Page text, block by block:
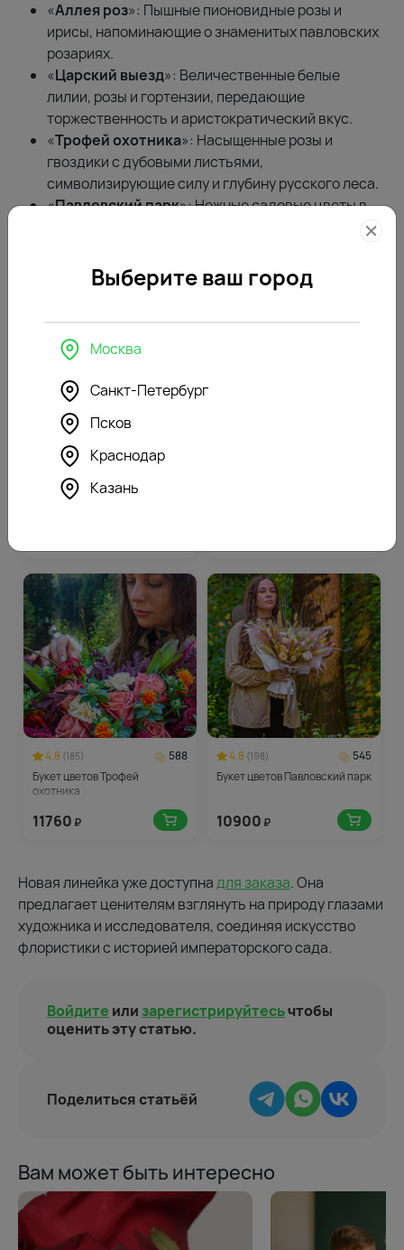
«Аллея роз»: Пышные пионовидные розы и
ирисы, напоминающие о знаменитых павловских
розариях.
«Царский выезд»: Величественные белые
лилии, розы и гортензии, передающие
торжественность и аристократический вкус.
«Трофей охотника»: Насыщенные розы и
гвоздики с дубовыми листьями,
символизирующие силу и глубину русского леса.
«Павловский парк»: Нежные садовые цветы в
сочетании с травами и сухоцветами, создающие
Букет цветов Аллея роз
4.8 (185)
588
Букет цветов Трофей
охотника
11760 ₽
4.8 (198)
545
Букет цветов Павловский парк
10900 ₽
Новая линейка уже доступнадля заказа. Она
предлагает ценителям взглянуть на природу глазами
художника и исследователя, соединяя искусство
флористики с историей императорского сада.
Войдите илизарегистрируйтесьчтобы
оценить эту статью.
Поделиться статьёй
Вам может быть интересно
Выберите ваш город
Москва
Санкт-Петербург
Псков
Краснодар
Казань